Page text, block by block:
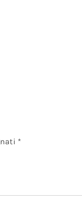
*